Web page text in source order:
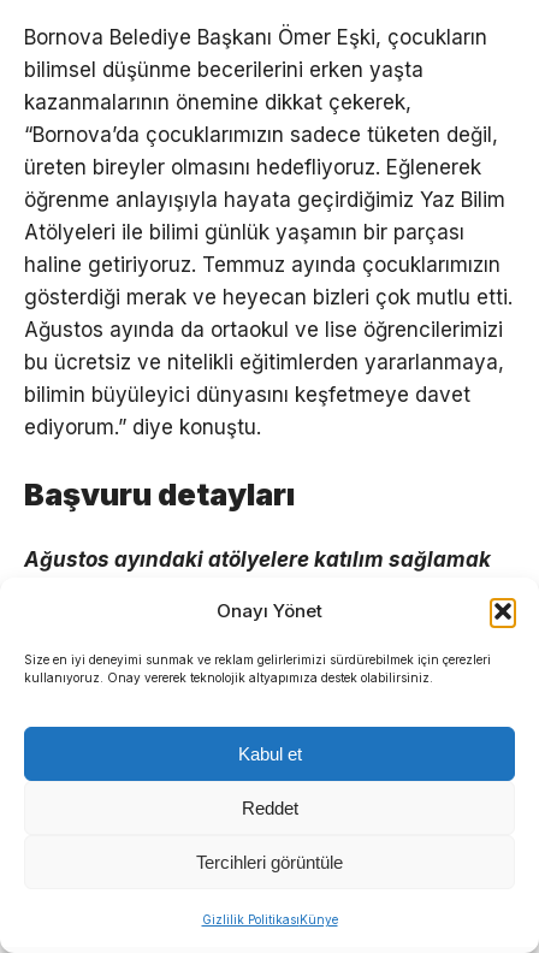
Onayı Yönet
Size en iyi deneyimi sunmak ve reklam gelirlerimizi sürdürebilmek için çerezleri
kullanıyoruz. Onay vererek teknolojik altyapımıza destek olabilirsiniz.
Kabul et
Reddet
Tercihleri görüntüle
Gizlilik PolitikasıKünye
Bornova Belediye Başkanı Ömer Eşki, çocukların
bilimsel düşünme becerilerini erken yaşta
kazanmalarının önemine dikkat çekerek,
“Bornova’da çocuklarımızın sadece tüketen değil,
üreten bireyler olmasını hedefliyoruz. Eğlenerek
öğrenme anlayışıyla hayata geçirdiğimiz Yaz Bilim
Atölyeleri ile bilimi günlük yaşamın bir parçası
haline getiriyoruz. Temmuz ayında çocuklarımızın
gösterdiği merak ve heyecan bizleri çok mutlu etti.
Ağustos ayında da ortaokul ve lise öğrencilerimizi
bu ücretsiz ve nitelikli eğitimlerden yararlanmaya,
bilimin büyüleyici dünyasını keşfetmeye davet
ediyorum.” diye konuştu.
Başvuru detayları
Ağustos ayındaki atölyelere katılım sağlamak
telefondan Dahili: 2280’i arayarak
başvurularını gerçekleştirebilirler.